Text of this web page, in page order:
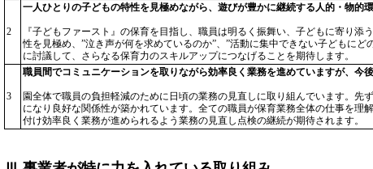
2
一人ひとりの子どもの特性を見極めながら、遊びが豊かに継続する人的・物的
『子どもファースト』の保育を目指し、職員は明るく振舞い、子どもに寄り
性を見極め、”泣き声が何を求めているのか”、”活動に集中できない子どもに
に討議して、さらなる保育力のスキルアップにつなげることを期待します。
3
職員間でコミュニケーションを取りながら効率良く業務を進めていますが、今
園全体で職員の負担軽減のために日頃の業務の見直しに取り組んでいます。
になり良好な関係性が築かれています。全ての職員が保育業務全体の仕事を
付け効率良く業務が進められるよう業務の見直し点検の継続が期待されます。